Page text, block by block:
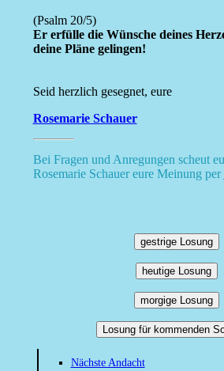
(Psalm 20/5)
Er erfülle die Wünsche deines
deine Pläne gelingen!
Seid herzlich gesegnet, eure
Rosemarie Schauer
Bei Fragen und Anregungen scheut
Rosemarie Schauer eure Meinung per
gestrige Losung
heutige Losung
morgige Losung
Losung für kommenden
Nächste Andacht